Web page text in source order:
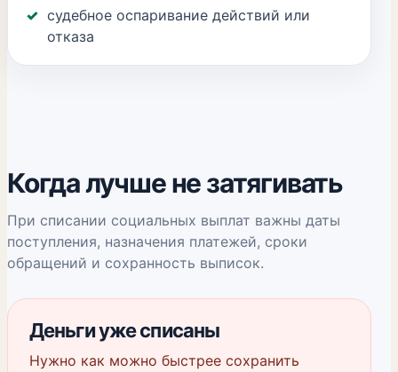
судебное оспаривание действий или
отказа
Когда лучше не затягивать
При списании социальных выплат важны даты
поступления, назначения платежей, сроки
обращений и сохранность выписок.
Деньги уже списаны
Нужно как можно быстрее сохранить